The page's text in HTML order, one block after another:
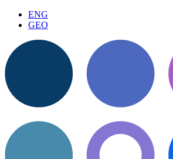
ENG
GEO